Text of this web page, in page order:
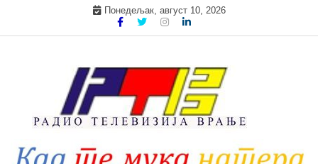
Понедељак, август 10, 2026